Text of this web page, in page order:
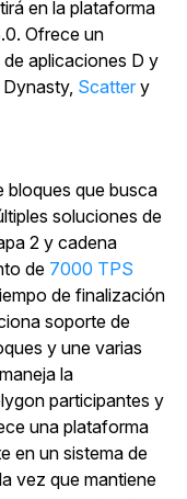
en la plataforma
Ofrece un
aplicaciones D y
Dynasty, Scatter y
bloques que busca
soluciones de
2 y cadena
de 7000 TPS
de finalización
soporte de
y une varias
la
participantes y
una plataforma
en un sistema de
vez que mantiene